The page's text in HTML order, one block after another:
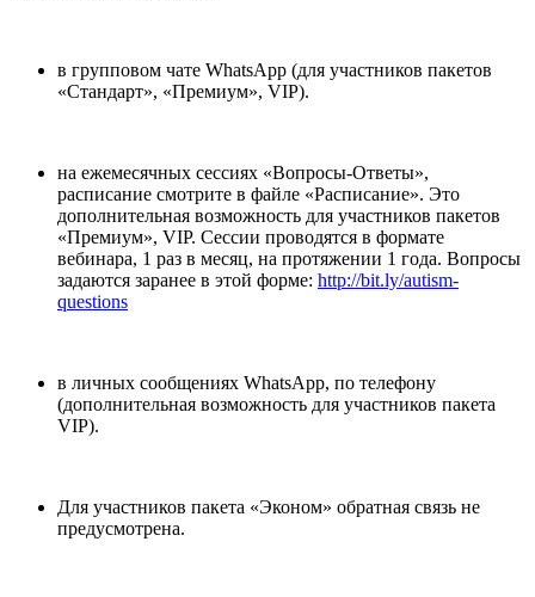
в групповом чате WhatsApp (для участников пакетов
«Стандарт», «Премиум», VIP).
на ежемесячных сессиях «Вопросы-Ответы»,
расписание смотрите в файле «Расписание». Это
дополнительная возможность для участников пакетов
«Премиум», VIP. Сессии проводятся в формате
вебинара, 1 раз в месяц, на протяжении 1 года. Вопросы
задаются заранее в этой форме: http://bit.ly/autism-
questions
в личных сообщениях WhatsApp, по телефону
(дополнительная возможность для участников пакета
VIP).
Для участников пакета «Эконом» обратная связь не
предусмотрена.